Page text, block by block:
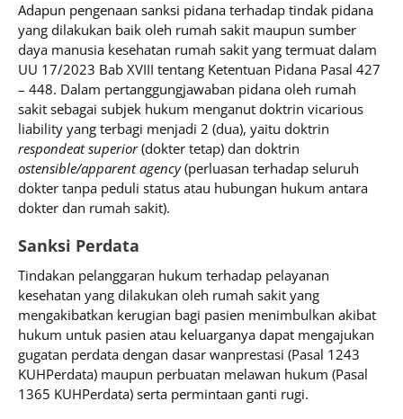
Adapun pengenaan sanksi pidana terhadap tindak pidana
yang dilakukan baik oleh rumah sakit maupun sumber
daya manusia kesehatan rumah sakit yang termuat dalam
UU 17/2023 Bab XVIII tentang Ketentuan Pidana Pasal 427
– 448. Dalam pertanggungjawaban pidana oleh rumah
sakit sebagai subjek hukum menganut doktrin vicarious
liability yang terbagi menjadi 2 (dua), yaitu doktrin
respondeat superior(dokter tetap) dan doktrin
ostensible/apparent agency(perluasan terhadap seluruh
dokter tanpa peduli status atau hubungan hukum antara
dokter dan rumah sakit).
Sanksi Perdata
Tindakan pelanggaran hukum terhadap pelayanan
kesehatan yang dilakukan oleh rumah sakit yang
mengakibatkan kerugian bagi pasien menimbulkan akibat
hukum untuk pasien atau keluarganya dapat mengajukan
gugatan perdata dengan dasar wanprestasi (Pasal 1243
KUHPerdata) maupun perbuatan melawan hukum (Pasal
1365 KUHPerdata) serta permintaan ganti rugi.